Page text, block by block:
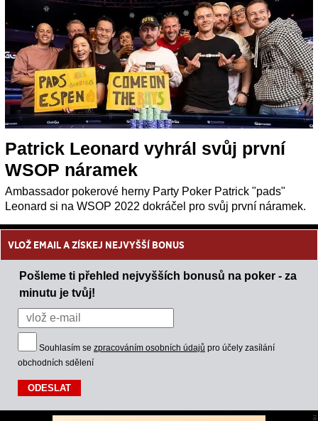
Patrick Leonard vyhrál svůj první
WSOP náramek
Ambassador pokerové herny Party Poker Patrick "pads"
Leonard si na WSOP 2022 dokráčel pro svůj první náramek.
VLOŽ EMAIL A ZÍSKEJ NEJVYŠŠÍ BONUS
Pošleme ti přehled nejvyšších bonusů na poker - za
minutu je tvůj!
Souhlasím se zpracováním osobních údajů pro účely zasílání
obchodních sdělení